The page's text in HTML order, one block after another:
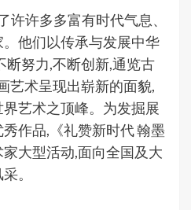
许许多多富有时代气息、
他们以传承与发展中华
断努力,不断创新,通览古
艺术呈现出崭新的面貌,
艺术之顶峰。为发掘展
作品,《礼赞新时代 翰墨
大型活动,面向全国及大
。